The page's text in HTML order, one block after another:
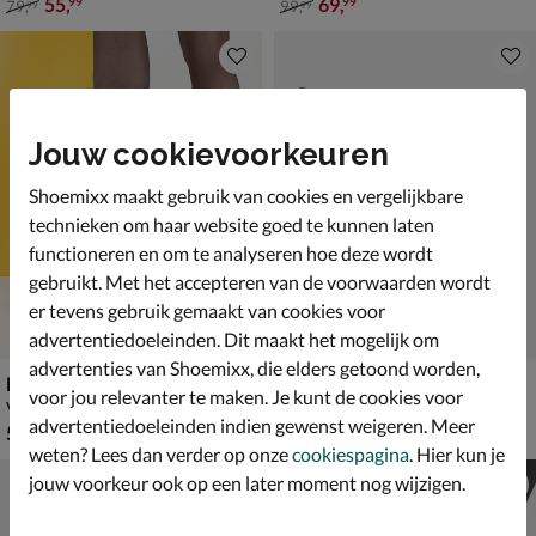
79,99 99,99
Nelson Kids
Veterboots - brons
€ 59,99
59 ,99
Nelson Kids
Veterboots - zwart
€ 59,99
59,99
Jouw cookievoorkeuren
Shoemixx maakt gebruik van cookies en vergelijkbare
technieken om haar website goed te kunnen laten
functioneren en om te analyseren hoe deze wordt
gebruikt. Met het accepteren van de voorwaarden wordt
er tevens gebruik gemaakt van cookies voor
advertentiedoeleinden. Dit maakt het mogelijk om
advertenties van Shoemixx, die elders getoond worden,
voor jou relevanter te maken. Je kunt de cookies voor
advertentiedoeleinden indien gewenst weigeren. Meer
weten? Lees dan verder op onzecookiespagina. Hier kun je
jouw voorkeur ook op een later moment nog wijzigen.